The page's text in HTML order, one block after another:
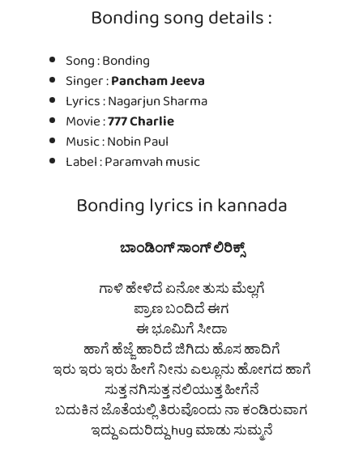
Bonding song details :
Song : Bonding
Singer :Pancham Jeeva
Lyrics : Nagarjun Sharma
Movie :777 Charlie
Music : Nobin Paul
Label : Paramvah music
Bonding lyrics in kannada
ಬಾಂಡಿಂಗ್ ಸಾಂಗ್ ಲಿರಿಕ್ಸ್
ಗಾಳಿ ಹೇಳಿದೆ ಏನೋ ತುಸು ಮೆಲ್ಲಗೆ
ಪ್ರಾಣ ಬಂದಿದೆ ಈಗ
ಈ ಭೂಮಿಗೆ ಸೀದಾ
ಹಾಗೆ ಹೆಜ್ಜೆ ಹಾರಿದೆ ಜಿಗಿದು ಹೊಸ ಹಾದಿಗೆ
ಇರು ಇರು ಇರು ಹೀಗೆ ನೀನು ಎಲ್ಲೂನು ಹೋಗದ ಹಾಗೆ
ಸುತ್ತ ನಗಿಸುತ್ತ ನಲಿಯುತ್ತ ಹೀಗೆನೆ
ಬದುಕಿನ ಜೊತೆಯಲ್ಲಿ ತಿರುವೊಂದು ನಾ ಕಂಡಿರುವಾಗ
ಇದ್ದು ಎದುರಿದ್ದು hug ಮಾಡು ಸುಮ್ಮನೆ